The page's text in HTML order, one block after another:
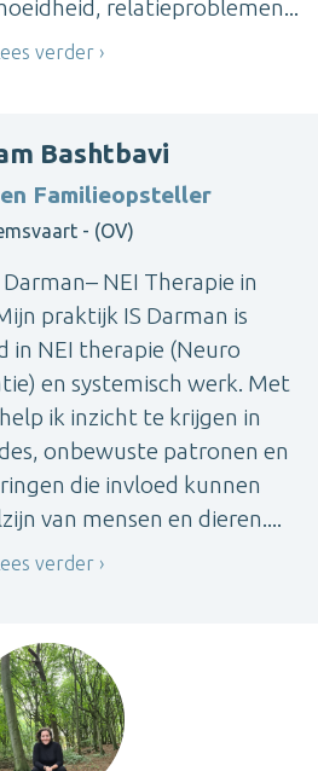
relatieproblemen...
verder
Bashtbavi
Familieopsteller
- (OV)
NEI Therapie in
praktijk IS Darman is
in NEI therapie (Neuro
en systemisch werk. Met
ik inzicht te krijgen in
onbewuste patronen en
die invloed kunnen
van mensen en dieren....
verder